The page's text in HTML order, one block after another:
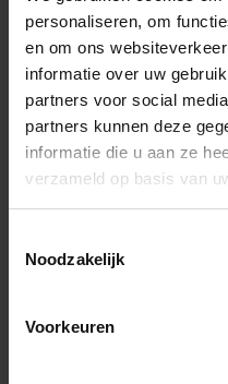
personaliseren, om
en om ons
informatie over uw
partners voor social
partners kunnen deze
informatie die u aan ze
verzameld op basis van
Noodzakelijk
Voorkeuren
Max trekgewicht
C02 uitstoot
Motorrijtuigen
Energielabel
Vermogen
Cilinderinhoud
Cilinders